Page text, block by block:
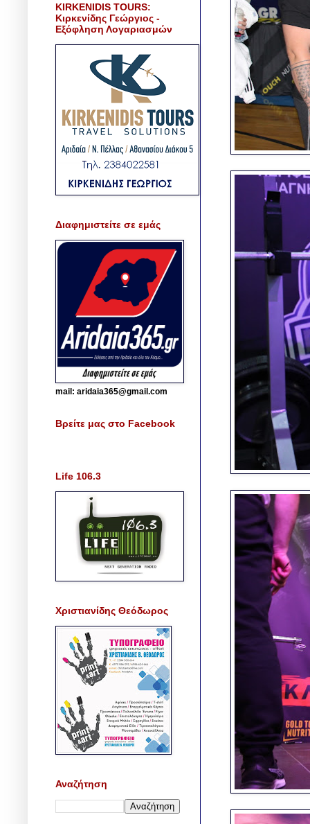
KIRKENIDIS TOURS:
Κιρκενίδης Γεώργιος -
Εξόφληση Λογαριασμών
Διαφημιστείτε σε εμάς
mail: aridaia365@gmail.com
Βρείτε μας στο Facebook
Life 106.3
Χριστιανίδης Θεόδωρος
Αναζήτηση